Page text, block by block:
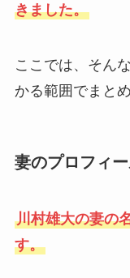
きました。
ここでは、そん
かる範囲でまと
妻のプロフィー
川村雄大の妻の
す。